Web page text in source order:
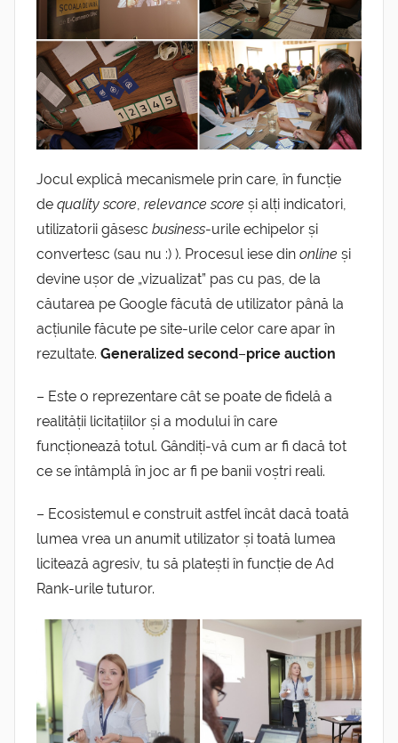
Jocul explică mecanismele prin care, în funcție
de quality score relevance score și alți indicatori,
utilizatorii găsesc business-urile echipelor și
convertesc (sau nu :) ). Procesul iese din online și
devine ușor de „vizualizat” pas cu pas, de la
căutarea pe Google făcută de utilizator până la
acțiunile făcute pe site-urile celor care apar în
rezultate. Generalized second–price auction
– Este o reprezentare cât se poate de fidelă a
realității licitațiilor și a modului în care
funcționează totul. Gândiți-vă cum ar fi dacă tot
ce se întâmplă în joc ar fi pe banii voștri reali.
– Ecosistemul e construit astfel încât dacă toată
lumea vrea un anumit utilizator și toată lumea
licitează agresiv, tu să platești în funcție de Ad
Rank-urile tuturor.